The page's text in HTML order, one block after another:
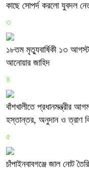
কাছে সোপর্দ করলো যুবদল
৩
১৮তম মৃত্যুবার্ষিকী ১৩
আনোয়ার জাহিদ
৪
বাঁশখালীতে প্রধানমন্ত্রীর
হস্তান্তর, অনুদান ও ত্রাণ
৫
চাঁপাইনবাবগঞ্জে জাল নোট